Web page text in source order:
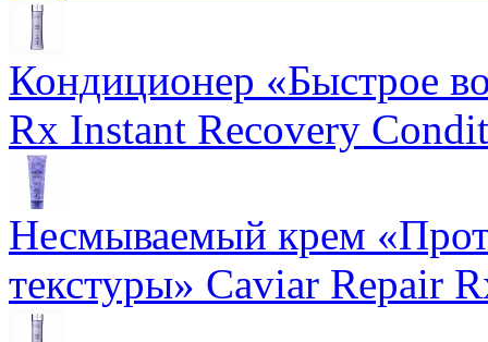
Кондиционер «Быстрое
Rx Instant Recovery
Несмываемый крем
текстуры» Caviar Repair